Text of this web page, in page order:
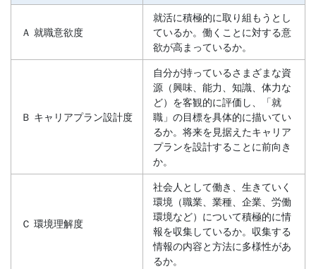
Ａ 就職意欲度
就活に積極的に取り組もうとし
ているか。働くことに対する意
欲が高まっているか。
Ｂ キャリアプラン設計度
自分が持っているさまざまな資
源（興味、能力、知識、体力な
ど）を客観的に評価し、「就
職」の目標を具体的に描いてい
るか。将来を見据えたキャリア
プランを設計することに前向き
か。
Ｃ 環境理解度
社会人として働き、生きていく
環境（職業、業種、企業、労働
環境など）について積極的に情
報を収集しているか。収集する
情報の内容と方法に多様性があ
るか。